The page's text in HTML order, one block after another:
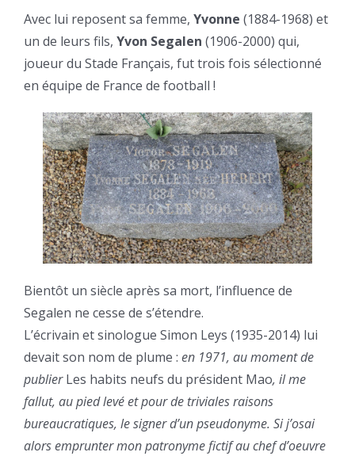
Avec lui reposent sa femme, Yvonne (1884-1968) et
un de leurs fils, Yvon Segalen (1906-2000) qui,
joueur du Stade Français, fut trois fois sélectionné
en équipe de France de football !
Bientôt un siècle après sa mort, l’influence de
Segalen ne cesse de s’étendre.
L’écrivain et sinologue Simon Leys (1935-2014) lui
devait son nom de plume : en 1971, au moment de
publierLes habits neufs du président Mao, il me
fallut, au pied levé et pour de triviales raisons
bureaucratiques, le signer d’un pseudonyme. Si j’osai
alors emprunter mon patronyme fictif au chef d’oeuvre